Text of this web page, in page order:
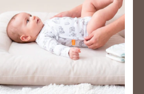
todas las cositas adorables a tu carrito,
compra, veras disponible el campo
descuento" cargalo y ya quedará
a pagar.
para
si es por